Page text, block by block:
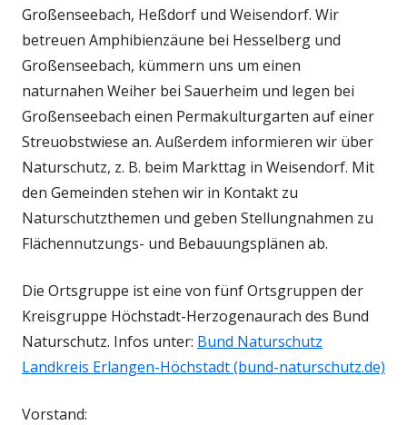
Großenseebach, Heßdorf und Weisendorf. Wir
betreuen Amphibienzäune bei Hesselberg und
Großenseebach, kümmern uns um einen
naturnahen Weiher bei Sauerheim und legen bei
Großenseebach einen Permakulturgarten auf einer
Streuobstwiese an. Außerdem informieren wir über
Naturschutz, z. B. beim Markttag in Weisendorf. Mit
den Gemeinden stehen wir in Kontakt zu
Naturschutzthemen und geben Stellungnahmen zu
Flächennutzungs- und Bebauungsplänen ab.
Die Ortsgruppe ist eine von fünf Ortsgruppen der
Kreisgruppe Höchstadt-Herzogenaurach des Bund
Naturschutz. Infos unter: Bund Naturschutz
Landkreis Erlangen-Höchstadt (bund-naturschutz.de)
Vorstand: